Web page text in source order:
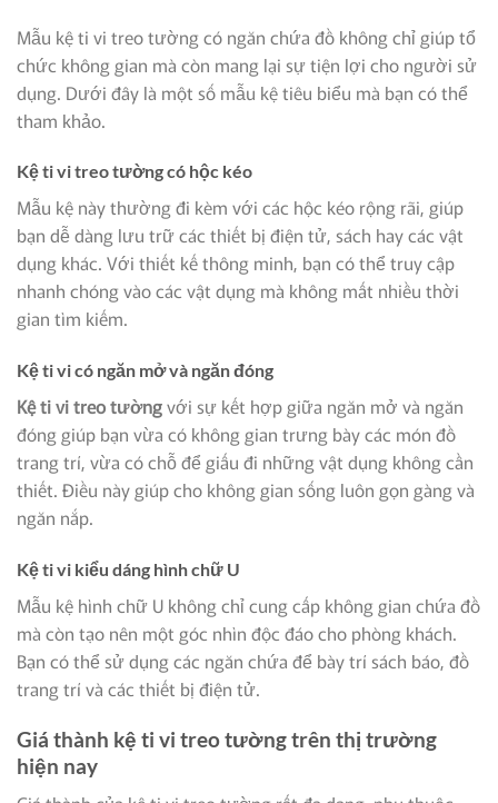
Mẫu kệ ti vi treo tường có ngăn chứa đồ không chỉ giúp tổ
chức không gian mà còn mang lại sự tiện lợi cho người sử
dụng. Dưới đây là một số mẫu kệ tiêu biểu mà bạn có thể
tham khảo.
Kệ ti vi treo tường có hộc kéo
Mẫu kệ này thường đi kèm với các hộc kéo rộng rãi, giúp
bạn dễ dàng lưu trữ các thiết bị điện tử, sách hay các vật
dụng khác. Với thiết kế thông minh, bạn có thể truy cập
nhanh chóng vào các vật dụng mà không mất nhiều thời
gian tìm kiếm.
Kệ ti vi có ngăn mở và ngăn đóng
Kệ ti vi treo tườngvới sự kết hợp giữa ngăn mở và ngăn
đóng giúp bạn vừa có không gian trưng bày các món đồ
trang trí, vừa có chỗ để giấu đi những vật dụng không cần
thiết. Điều này giúp cho không gian sống luôn gọn gàng và
ngăn nắp.
Kệ ti vi kiểu dáng hình chữ U
Mẫu kệ hình chữ U không chỉ cung cấp không gian chứa đồ
mà còn tạo nên một góc nhìn độc đáo cho phòng khách.
Bạn có thể sử dụng các ngăn chứa để bày trí sách báo, đồ
trang trí và các thiết bị điện tử.
Giá thành kệ ti vi treo tường trên thị trường
hiện nay